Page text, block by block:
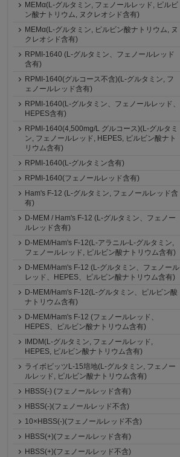
MEMα(L-グルタミン, フェノールレッド, ピルビ
ン酸ナトリウム, ヌクレオシド含有)
MEMα(L-グルタミン, ピルビン酸ナトリウム, ヌ
クレオシド含有)
RPMI-1640 (L-グルタミン、フェノールレッド
含有)
RPMI-1640(グルコース不含)(L-グルタミン, フ
ェノールレッド含有)
RPMI-1640(L-グルタミン、フェノールレッド、
HEPES含有)
RPMI-1640(4,500mg/L グルコース)(L-グルタミ
ン, フェノールレッド, HEPES, ピルビン酸ナト
リウム含有)
RPMI-1640(L-グルタミン含有)
RPMI-1640(フェノールレッド含有)
Ham's F-12 (L-グルタミン, フェノールレッド含
有)
D-MEM / Ham's F-12 (L-グルタミン、フェノー
ルレッド含有)
D-MEM/Ham's F-12(L-アラニル-L-グルタミン,
フェノールレッド, ピルビン酸ナトリウム含有)
D-MEM/Ham's F-12 (L-グルタミン、フェノール
レッド、HEPES、ピルビン酸ナトリウム含有)
D-MEM/Ham's F-12(L-グルタミン、ピルビン酸
ナトリウム含有)
D-MEM/Ham's F-12 (フェノールレッド、
HEPES、ピルビン酸ナトリウム含有)
IMDM(L-グルタミン, フェノールレッド,
HEPES, ピルビン酸ナトリウム含有)
ライボビッツL-15培地(L-グルタミン, フェノー
ルレッド, ピルビン酸ナトリウム含有)
HBSS(-) (フェノールレッド含有)
HBSS(-)(フェノールレッド不含)
10×HBSS(-)(フェノールレッド不含)
HBSS(+)(フェノールレッド含有)
HBSS(+)(フェノールレッド不含)